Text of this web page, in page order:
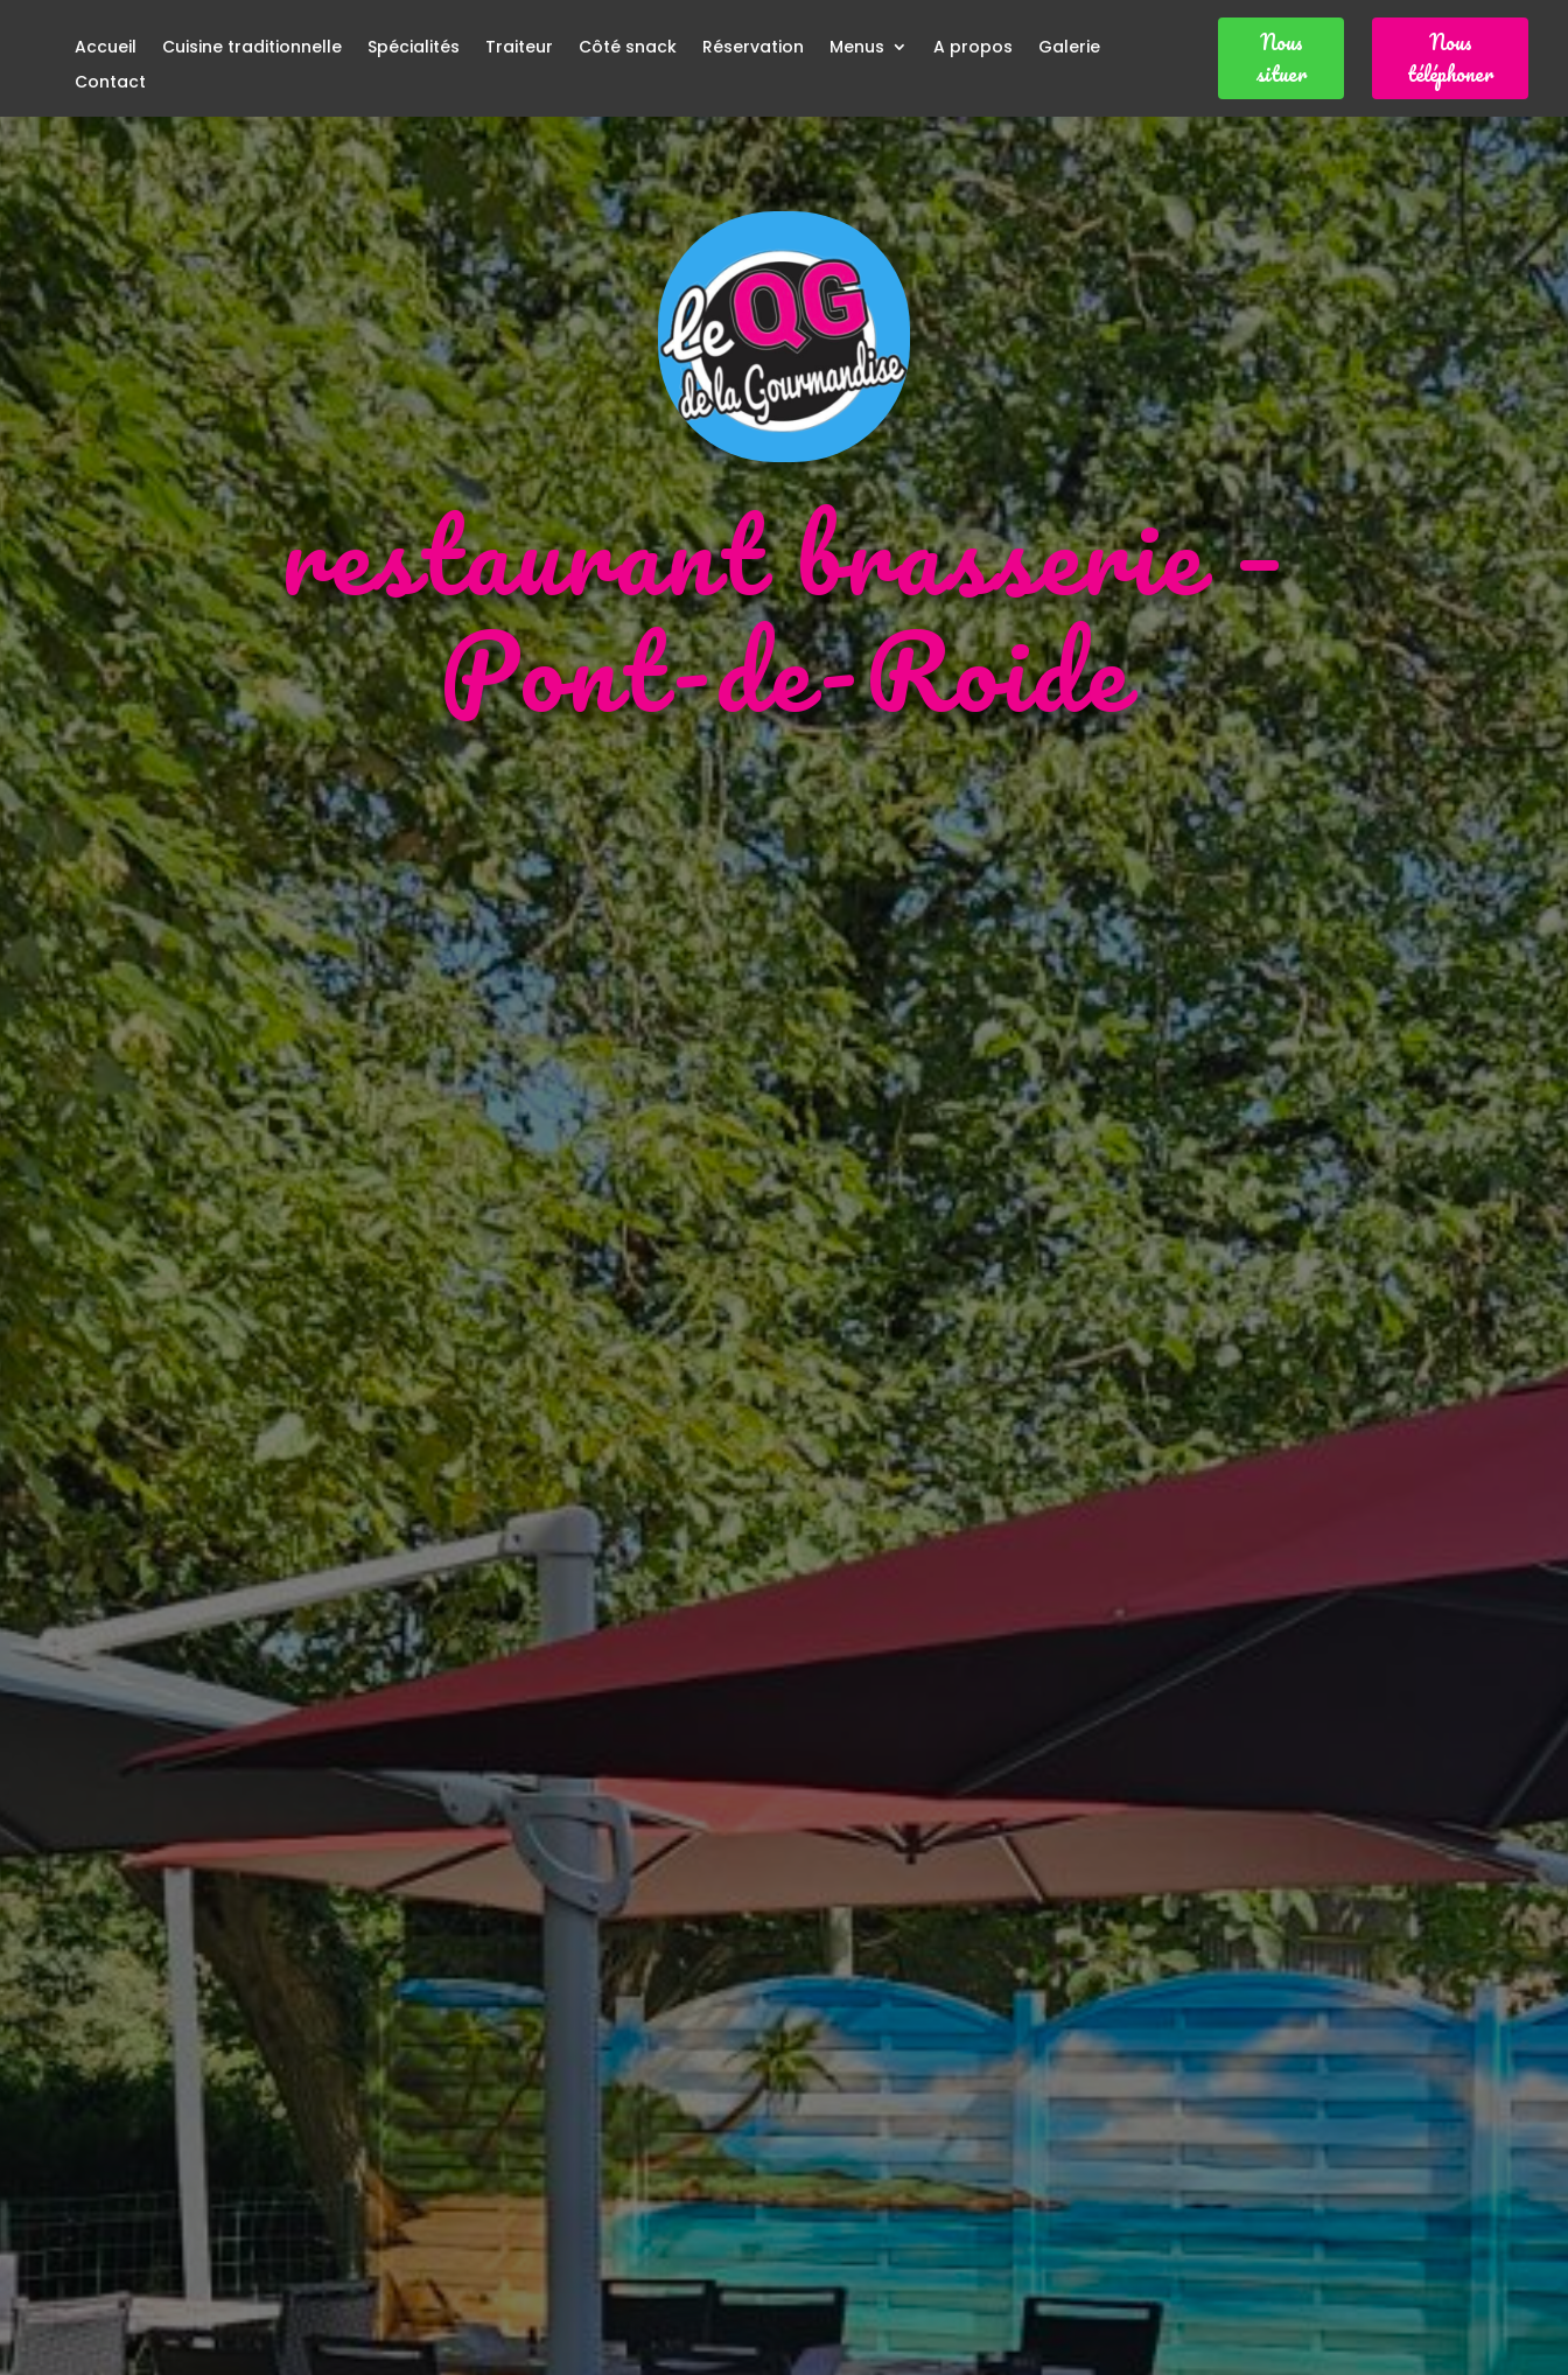
Accueil Cuisine traditionnelle Spécialités Traiteur Côté snack Réservation Menus A propos
Galerie
Contact
Nous
situer
Nous
téléphoner
restaurant brasserie –
Pont-de-Roide